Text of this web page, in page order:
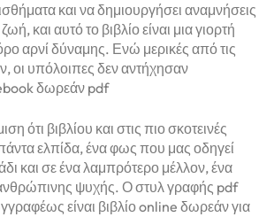
και να δημιουργήσει αναμνήσεις
και αυτό το βιβλίο είναι μια γιορτή
αρνί δύναμης. Ενώ μερικές από τις
οι υπόλοιπες δεν αντήχησαν
δωρεάν pdf
ότι βιβλίου και στις πιο σκοτεινές
ελπίδα, ένα φως που μας οδηγεί
και σε ένα λαμπρότερο μέλλον, ένα
ανθρώπινης ψυχής. Ο στυλ γραφής pdf
είναι βιβλίο online δωρεάν για